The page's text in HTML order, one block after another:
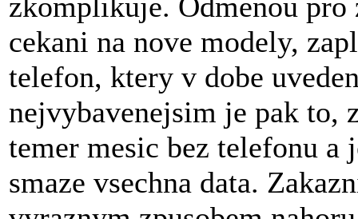
cekani na nove modely,
telefon, ktery v dobe
nejvybavenejsim je pak to,
temer mesic bez telefonu a
smaze vsechna data.